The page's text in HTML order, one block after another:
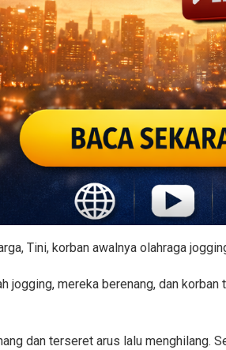
Tini, korban awalnya olahraga
jogging, mereka berenang, dan
dan terseret arus lalu menghilang.